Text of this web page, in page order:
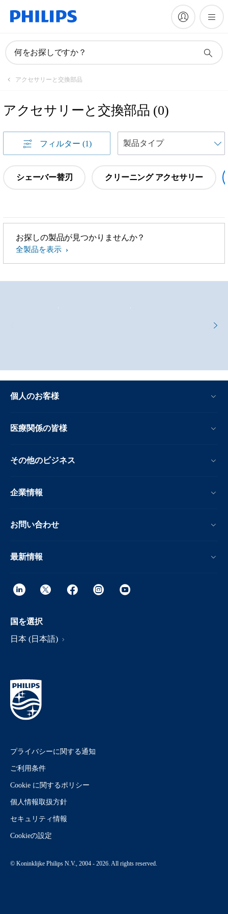
何をお探しですか？
アクセサリーと交換部品
アクセサリーと交換部品 (0)
フィルター (1)
シェーバー替刃 クリーニング アクセサリー
お探しの製品が見つかりませんか？
全製品を表示
個人のお客様
医療関係の皆様
その他のビジネス
企業情報
お問い合わせ
最新情報
国を選択
日本 (日本語)
プライバシーに関する通知
ご利用条件
Cookie に関するポリシー
個人情報取扱方針
セキュリティ情報
Cookieの設定
© Koninklijke Philips N.V., 2004 - 2026. All rights reserved.